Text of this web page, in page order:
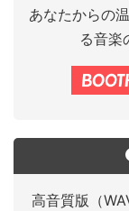
あなたからの
る音楽
高音質版（